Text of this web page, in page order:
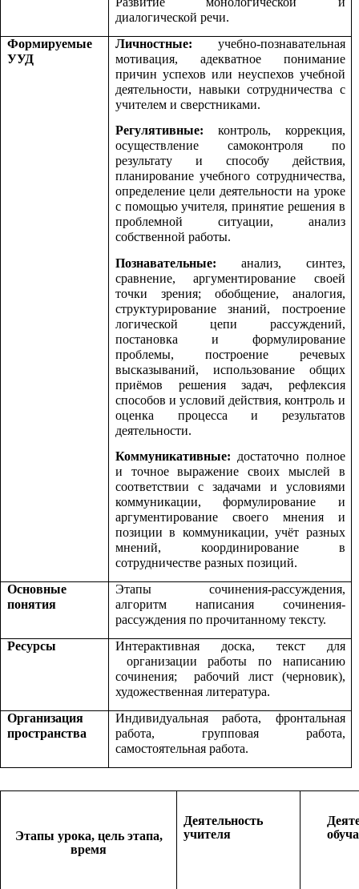
диалогической речи.
Формируемые
УУД
Личностные: учебно-познавательная
мотивация, адекватное понимание
причин успехов или неуспехов учебной
деятельности, навыки сотрудничества с
учителем и сверстниками.
Регулятивные: контроль, коррекция,
осуществление самоконтроля по
результату и способу действия,
планирование учебного сотрудничества,
определение цели деятельности на уроке
с помощью учителя, принятие решения в
проблемной ситуации, анализ
собственной работы.
Познавательные: анализ, синтез,
сравнение, аргументирование своей
точки зрения; обобщение, аналогия,
структурирование знаний, построение
логической цепи рассуждений,
постановка и формулирование
проблемы, построение речевых
высказываний, использование общих
приёмов решения задач, рефлексия
способов и условий действия, контроль и
оценка процесса и результатов
деятельности.
Коммуникативные: достаточно полное
и точное выражение своих мыслей в
соответствии с задачами и условиями
коммуникации, формулирование и
аргументирование своего мнения и
позиции в коммуникации, учёт разных
мнений, координирование в
сотрудничестве разных позиций.
Основные
понятия
Этапы сочинения-рассуждения,
алгоритм написания сочинения-
рассуждения по прочитанному тексту.
Ресурсы
Интерактивная доска, текст для
организации работы по написанию
сочинения; рабочий лист (черновик),
художественная литература.
Организация
пространства
Индивидуальная работа, фронтальная
работа, групповая работа,
самостоятельная работа.
Этапы урока, цель этапа,
время
Деятельность
учителя